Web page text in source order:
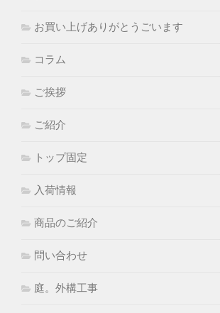
お買い上げありがとうごいます
コラム
ご挨拶
ご紹介
トップ固定
入荷情報
商品のご紹介
問い合わせ
庭。外構工事